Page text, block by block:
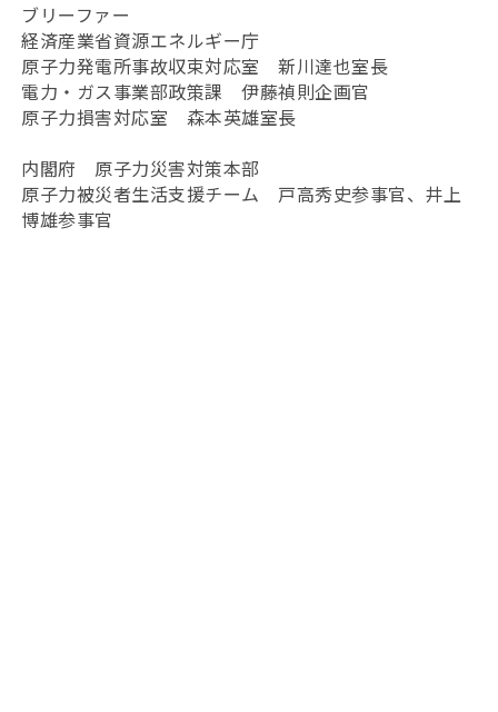
ブリーファー
経済産業省資源エネルギー庁
原子力発電所事故収束対応室 新川達也室長
電力・ガス事業部政策課 伊藤禎則企画官
原子力損害対応室 森本英雄室長
内閣府 原子力災害対策本部
原子力被災者生活支援チーム 戸高秀史参事官、井上
博雄参事官